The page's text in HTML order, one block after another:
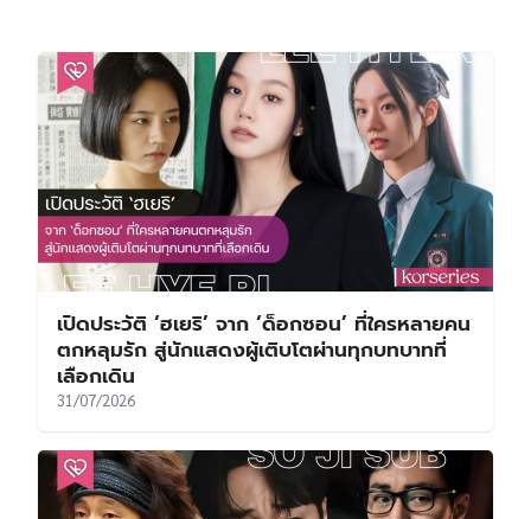
เปิดประวัติ ‘ฮเยริ’ จาก ‘ด็อกซอน’ ที่ใครหลายคน
ตกหลุมรัก สู่นักแสดงผู้เติบโตผ่านทุกบทบาทที่
เลือกเดิน
31/07/2026